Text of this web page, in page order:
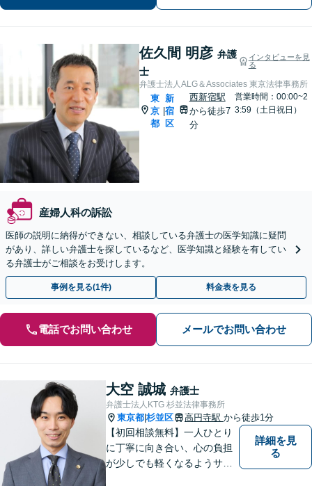
佐久間 明彦 弁護
士
インタビューを見
る
弁護士法人ALG＆Associates 東京法律事務所
東
京
都
|
新
宿
区
西新宿駅
から徒歩7
分
営業時間：00:00~2
3:59（土日祝日）
産婦人科の訴訟
医師の説明に納得ができない、相談している弁護士の医学知識に疑問
があり、詳しい弁護士を探しているなど、医学知識と経験を有してい
る弁護士がご相談をお受けします。
事例を見る(1件) 料金表を見る
電話でお問い合わせ メールでお問い合わせ
大空 誠城 弁護士
弁護士法人KTG 杉並法律事務所
東京都 杉並区 高円寺駅 から徒歩1分
【初回相談無料】一人ひとり
に丁寧に向き合い、心の負担
が少しでも軽くなるようサポ
詳細を見
る